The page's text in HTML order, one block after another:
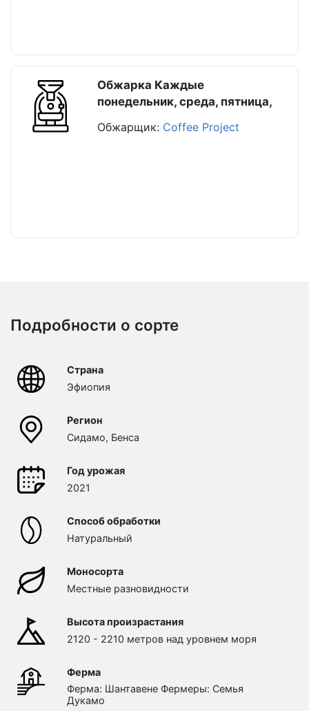
Обжарка Каждые
понедельник, среда, пятница,
Обжарщик: Coffee Project
Подробности о сорте
Страна
Эфиопия
Регион
Сидамо, Бенса
Год урожая
2021
Способ обработки
Натуральный
Моносорта
Местные разновидности
Высота произрастания
2120 - 2210 метров над уровнем моря
Ферма
Ферма: Шантавене Фермеры: Семья
Дукамо